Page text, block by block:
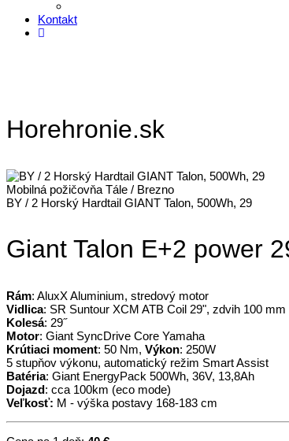
Kontakt
Horehronie.sk
Mobilná požičovňa Tále / Brezno
BY / 2 Horský Hardtail GIANT Talon, 500Wh, 29
Giant Talon E+2 power
Rám: AluxX Aluminium, stredový motor
Vidlica: SR Suntour XCM ATB Coil 29", zdvih 100 mm
Kolesá: 29˝
Motor: Giant SyncDrive Core Yamaha
Krútiaci moment: 50 Nm, Výkon: 250W
5 stupňov výkonu, automatický režim Smart Assist
Batéria: Giant EnergyPack 500Wh, 36V, 13,8Ah
Dojazd: cca 100km (eco mode)
Veľkosť: M - výška postavy 168-183 cm